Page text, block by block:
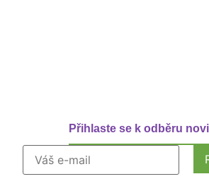
Přihlaste se k odběru